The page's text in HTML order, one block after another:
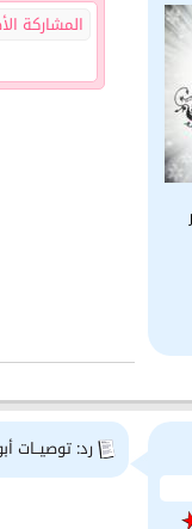
المشاركة
رد: توصيــات